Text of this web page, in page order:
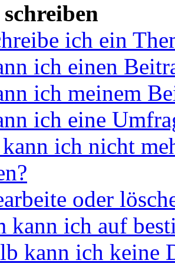
ich ein
ich einen
ich meinem
ich eine
ich nicht
oder
kann ich auf
kann ich keine